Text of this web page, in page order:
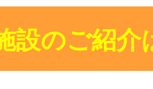
設のご紹介